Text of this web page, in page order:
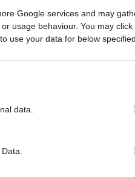
Google services and may
usage behaviour. You may
use your data for below
data.
που δεν
τμήματα της
εξετάζουν το